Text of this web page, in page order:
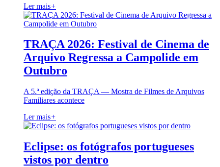
Ler mais+
TRAÇA 2026: Festival de Cinema de
Arquivo Regressa a Campolide em
Outubro
A 5.ª edição da TRAÇA — Mostra de Filmes de Arquivos
Familiares acontece
Ler mais+
Eclipse: os fotógrafos portugueses
vistos por dentro